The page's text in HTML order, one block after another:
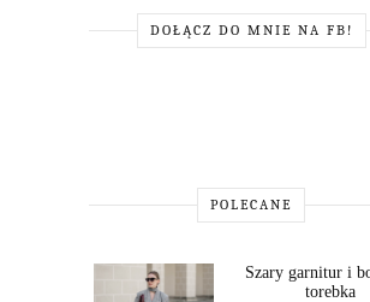
DOŁĄCZ DO MNIE NA FB!
POLECANE
Szary garnitur i
torebka